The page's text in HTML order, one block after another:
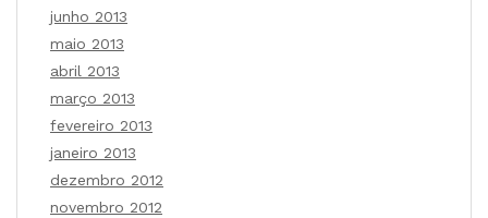
junho 2013
maio 2013
abril 2013
março 2013
fevereiro 2013
janeiro 2013
dezembro 2012
novembro 2012